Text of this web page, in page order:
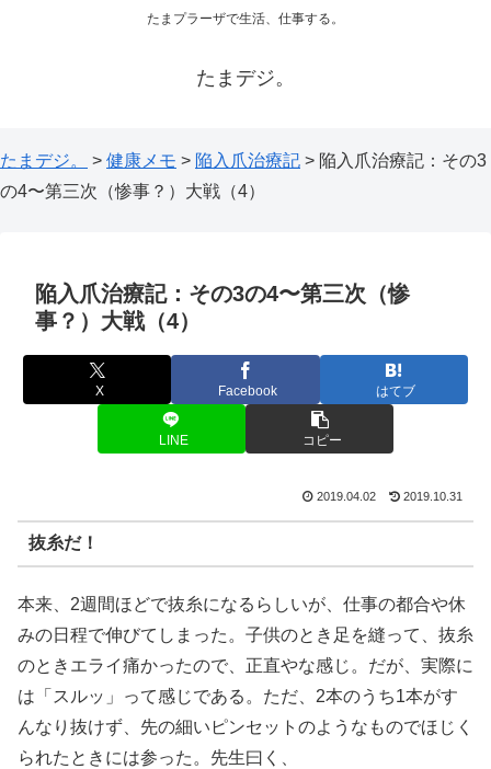
たまプラーザで生活、仕事する。
たまデジ。
たまデジ。 > 健康メモ > 陥入爪治療記 > 陥入爪治療記：その3
の4〜第三次（惨事？）大戦（4）
陥入爪治療記：その3の4〜第三次（惨
事？）大戦（4）
X Facebook はてブ
LINE コピー
2019.04.02 2019.10.31
抜糸だ！
本来、2週間ほどで抜糸になるらしいが、仕事の都合や休
みの日程で伸びてしまった。子供のとき足を縫って、抜糸
のときエライ痛かったので、正直やな感じ。だが、実際に
は「スルッ」って感じである。ただ、2本のうち1本がす
んなり抜けず、先の細いピンセットのようなものでほじく
られたときには参った。先生曰く、